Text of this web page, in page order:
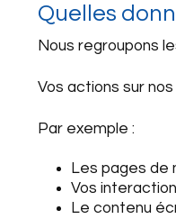
Quelles
Nous regroupons
Vos actions sur
Par exemple :
Les pages de
Vos
Le contenu